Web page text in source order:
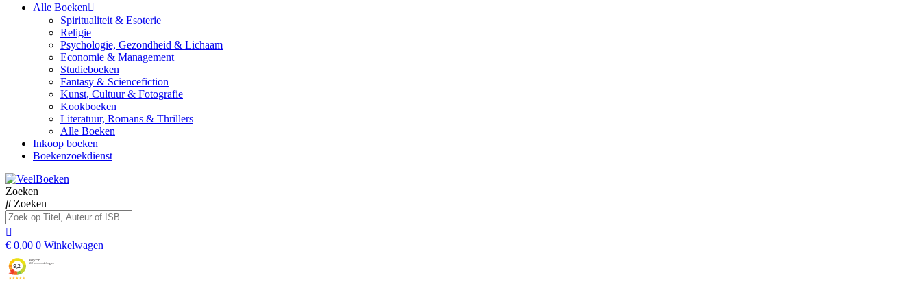
Alle Boeken
Spiritualiteit & Esoterie
Religie
Psychologie, Gezondheid & Lichaam
Economie & Management
Studieboeken
Fantasy & Sciencefiction
Kunst, Cultuur & Fotografie
Kookboeken
Literatuur, Romans & Thrillers
Alle Boeken
Inkoop boeken
Boekenzoekdienst
Zoeken
Zoeken
€ 0,00 0 Winkelwagen